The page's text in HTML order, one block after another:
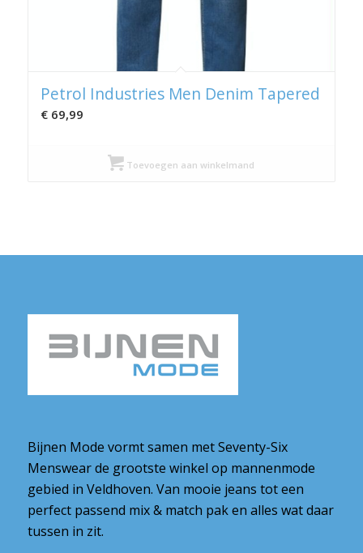
Petrol Industries Men Denim Tapered
€69,99
Toevoegen aan winkelmand
Bijnen Mode vormt samen met Seventy-Six
Menswear de grootste winkel op mannenmode
gebied in Veldhoven. Van mooie jeans tot een
perfect passend mix & match pak en alles wat daar
tussen in zit.